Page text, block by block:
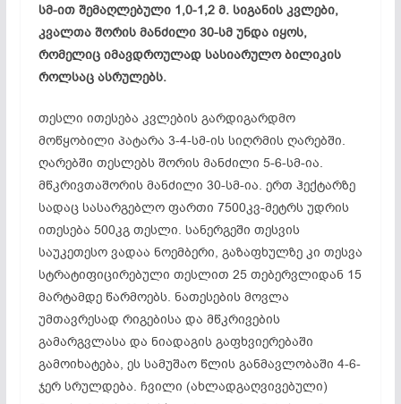
სმ-ით შემაღლებული 1,0-1,2 მ. სიგანის კვლები,
კვალთა შორის მანძილი 30-სმ უნდა იყოს,
რომელიც იმავდროულად სასიარულო ბილიკის
როლსაც ასრულებს.
თესლი ითესება კვლების გარდიგარდმო
მოწყობილი პატარა 3-4-სმ-ის სიღრმის ღარებში.
ღარებში თესლებს შორის მანძილი 5-6-სმ-ია.
მწკრივთაშორის მანძილი 30-სმ-ია. ერთ ჰექტარზე
სადაც სასარგებლო ფართი 7500კვ-მეტრს უდრის
ითესება 500კგ თესლი. სანერგეში თესვის
საუკეთესო ვადაა ნოემბერი, გაზაფხულზე კი თესვა
სტრატიფიცირებული თესლით 25 თებერვლიდან 15
მარტამდე წარმოებს. ნათესების მოვლა
უმთავრესად რიგებისა და მწკრივების
გამარგვლასა და ნიადაგის გაფხვიერებაში
გამოიხატება, ეს სამუშაო წლის განმავლობაში 4-6-
ჯერ სრულდება. ჩვილი (ახლადგაღვივებული)